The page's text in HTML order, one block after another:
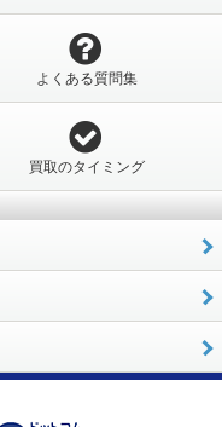
よくある質問集
買取のタイミング